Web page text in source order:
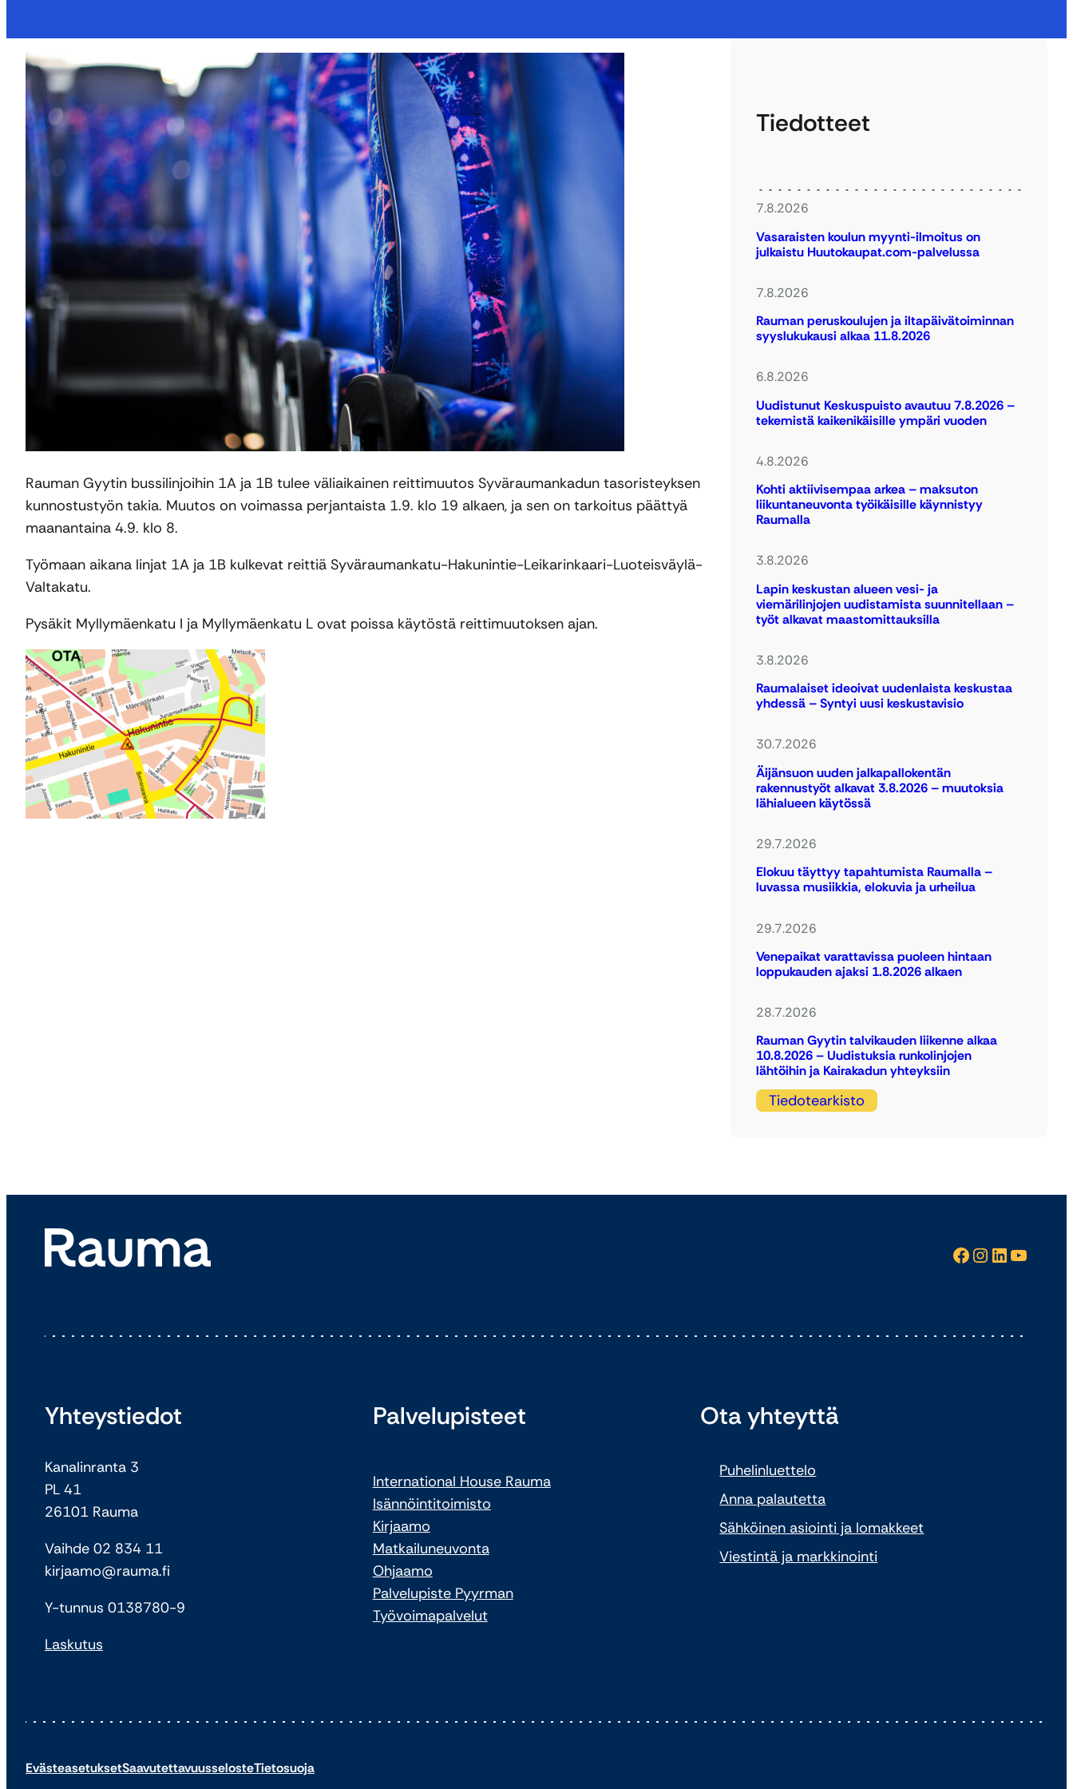
Rauman Gyytin bussilinjoihin 1A ja 1B tulee väliaikainen reittimuutos Syväraumankadun tasoristeyksen
kunnostustyön takia. Muutos on voimassa perjantaista 1.9. klo 19 alkaen, ja sen on tarkoitus päättyä
maanantaina 4.9. klo 8.
Työmaan aikana linjat 1A ja 1B kulkevat reittiä Syväraumankatu-Hakunintie-Leikarinkaari-Luoteisväylä-
Valtakatu.
Pysäkit Myllymäenkatu I ja Myllymäenkatu L ovat poissa käytöstä reittimuutoksen ajan.
Tiedotteet
7.8.2026
Vasaraisten koulun myynti-ilmoitus on
julkaistu Huutokaupat.com-palvelussa
7.8.2026
Rauman peruskoulujen ja iltapäivätoiminnan
syyslukukausi alkaa 11.8.2026
6.8.2026
Uudistunut Keskuspuisto avautuu 7.8.2026 –
tekemistä kaikenikäisille ympäri vuoden
4.8.2026
Kohti aktiivisempaa arkea – maksuton
liikuntaneuvonta työikäisille käynnistyy
Raumalla
3.8.2026
Lapin keskustan alueen vesi- ja
viemärilinjojen uudistamista suunnitellaan –
työt alkavat maastomittauksilla
3.8.2026
Raumalaiset ideoivat uudenlaista keskustaa
yhdessä – Syntyi uusi keskustavisio
30.7.2026
Äijänsuon uuden jalkapallokentän
rakennustyöt alkavat 3.8.2026 – muutoksia
lähialueen käytössä
29.7.2026
Elokuu täyttyy tapahtumista Raumalla –
luvassa musiikkia, elokuvia ja urheilua
29.7.2026
Venepaikat varattavissa puoleen hintaan
loppukauden ajaksi 1.8.2026 alkaen
28.7.2026
Rauman Gyytin talvikauden liikenne alkaa
10.8.2026 – Uudistuksia runkolinjojen
lähtöihin ja Kairakadun yhteyksiin
Tiedotearkisto
Facebook InstagramLinkedIn YouTube
Yhteystiedot
Kanalinranta 3
PL 41
26101 Rauma
Vaihde 02 834 11
kirjaamo@rauma.fi
Y-tunnus 0138780-9
Laskutus
Palvelupisteet
International House Rauma
Isännöintitoimisto
Kirjaamo
Matkailuneuvonta
Ohjaamo
Palvelupiste Pyyrman
Työvoimapalvelut
Ota yhteyttä
Puhelinluettelo
Anna palautetta
Sähköinen asiointi ja lomakkeet
Viestintä ja markkinointi
EvästeasetuksetSaavutettavuusselosteTietosuoja